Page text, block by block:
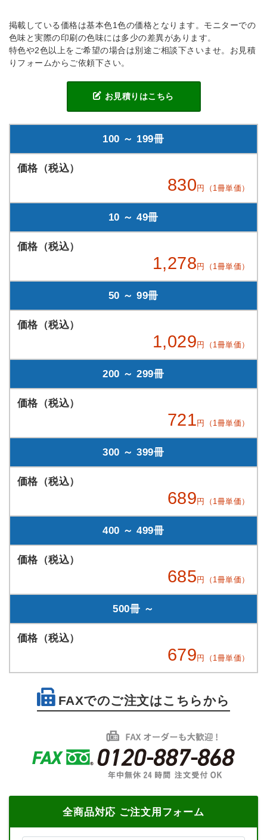
掲載している価格は基本色1色の価格となります。モニターでの
色味と実際の印刷の色味には多少の差異があります。
特色や2色以上をご希望の場合は別途ご相談下さいませ。お見積
りフォームからご依頼下さい。
お見積りはこちら
100 ～ 199冊
830 円（1冊単価）
10 ～ 49冊
1,278 円（1冊単価）
50 ～ 99冊
1,029 円（1冊単価）
200 ～ 299冊
721 円（1冊単価）
300 ～ 399冊
689 円（1冊単価）
400 ～ 499冊
685 円（1冊単価）
500冊 ～
679 円（1冊単価）
FAXでのご注文はこちらから
全商品対応 ご注文用フォーム